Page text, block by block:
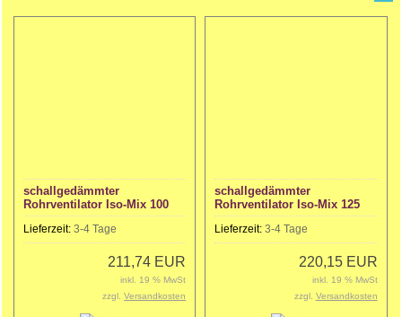
schallgedämmter
Rohrventilator Iso-Mix 100
Lieferzeit: 3-4 Tage
211,74 EUR
inkl. 19 % MwSt
zzgl.Versandkosten
schallgedämmter
Rohrventilator Iso-Mix 125
Lieferzeit:3-4 Tage
220,15 EUR
inkl. 19 % MwSt
zzgl. Versandkosten